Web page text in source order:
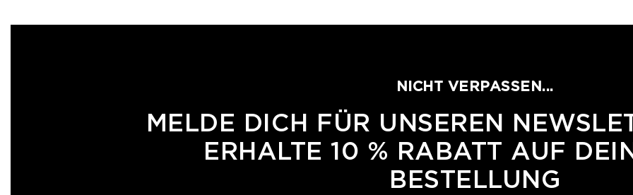
NICHT VERPASSEN...
MELDE DICH FÜR UNSEREN
ERHALTE 10 % RABATT AUF
BESTELLUNG